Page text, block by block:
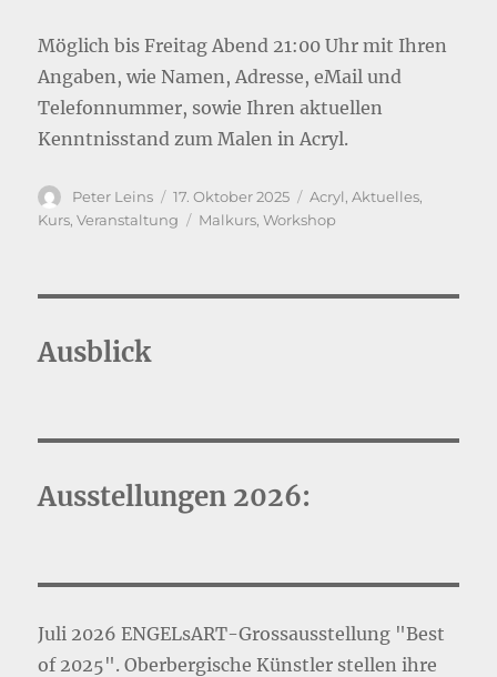
Möglich bis Freitag Abend 21:00 Uhr mit Ihren
Angaben, wie Namen, Adresse, eMail und
Telefonnummer, sowie Ihren aktuellen
Kenntnisstand zum Malen in Acryl.
Autor
Peter Leins
Veröffentlicht
am
17. Oktober 2025 Kategorien
Acryl,Aktuelles,
Kurs,Veranstaltung Schlagwörter
Malkurs,Workshop
Ausblick
Ausstellungen 2026:
Juli 2026 ENGELsART-Grossausstellung "Best
of 2025". Oberbergische Künstler stellen ihre